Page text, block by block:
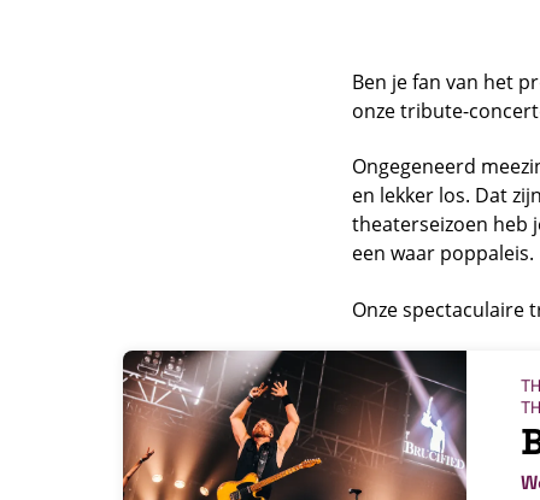
Ben je fan van het
onze tribute-
Ongegeneerd
en lekker los. Dat
theaterseizoen heb
een waar poppaleis.
Onze spectaculaire